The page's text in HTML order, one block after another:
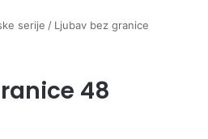
serije / Ljubav bez granice
48